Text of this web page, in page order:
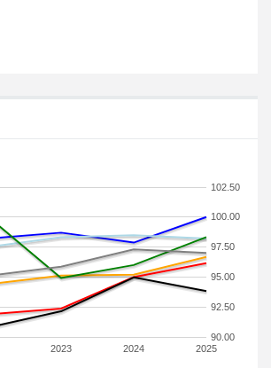
2023 2024 2025
90.00
92.50
95.00
97.50
100.00
102.50